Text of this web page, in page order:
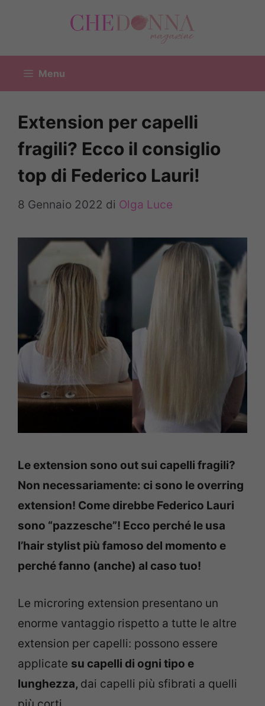
Menu
Extension per capelli
fragili? Ecco il consiglio
top di Federico Lauri!
8 Gennaio 2022 di Olga Luce
Le extension sono out sui capelli fragili?
Non necessariamente: ci sono le overring
extension! Come direbbe Federico Lauri
sono “pazzesche”! Ecco perché le usa
l’hair stylist più famoso del momento e
perché fanno (anche) al caso tuo!
Le microring extension presentano un
enorme vantaggio rispetto a tutte le altre
extension per capelli: possono essere
applicate su capelli di ogni tipo e
lunghezza, dai capelli più sfibrati a quelli